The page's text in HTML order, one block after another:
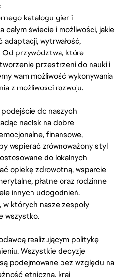
katalogu gier i
całym świecie i możliwości, jakie
adaptacji, wytrwałość,
Od przywództwa, które
przestrzeni do nauki i
wam możliwość wykonywania
z możliwości rozwoju.
do naszych
nacisk na dobre
finansowe,
wspierać zrównoważony styl
do lokalnych
opiekę zdrowotną, wsparcie
płatne oraz rodzinne
innych udogodnień.
w których nasze zespoły
wszystko.
realizującym politykę
Wszystkie decyzje
podejmowane bez względu na
etniczną, kraj